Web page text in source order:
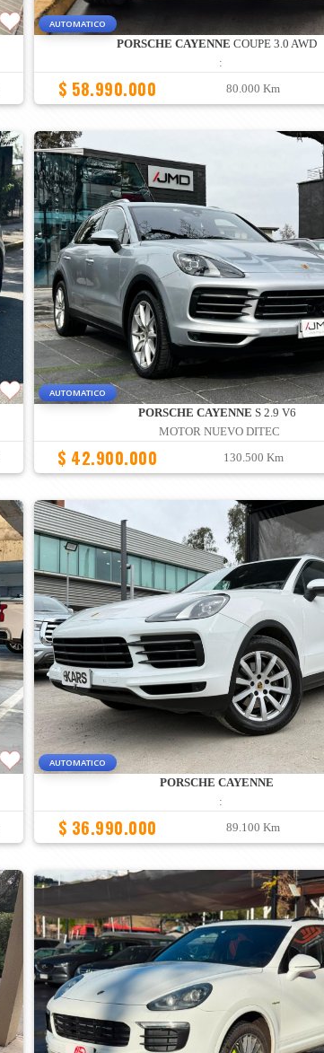
AUTOMATICO
PORSCHE CAYENNE COUPE 3.0 AWD
:
$ 58.990.000 80.000 Km
AUTOMATICO
PORSCHE CAYENNE S 2.9 V6
MOTOR NUEVO DITEC
$ 42.900.000 130.500 Km
AUTOMATICO
PORSCHE CAYENNE
:
$ 36.990.000 89.100 Km